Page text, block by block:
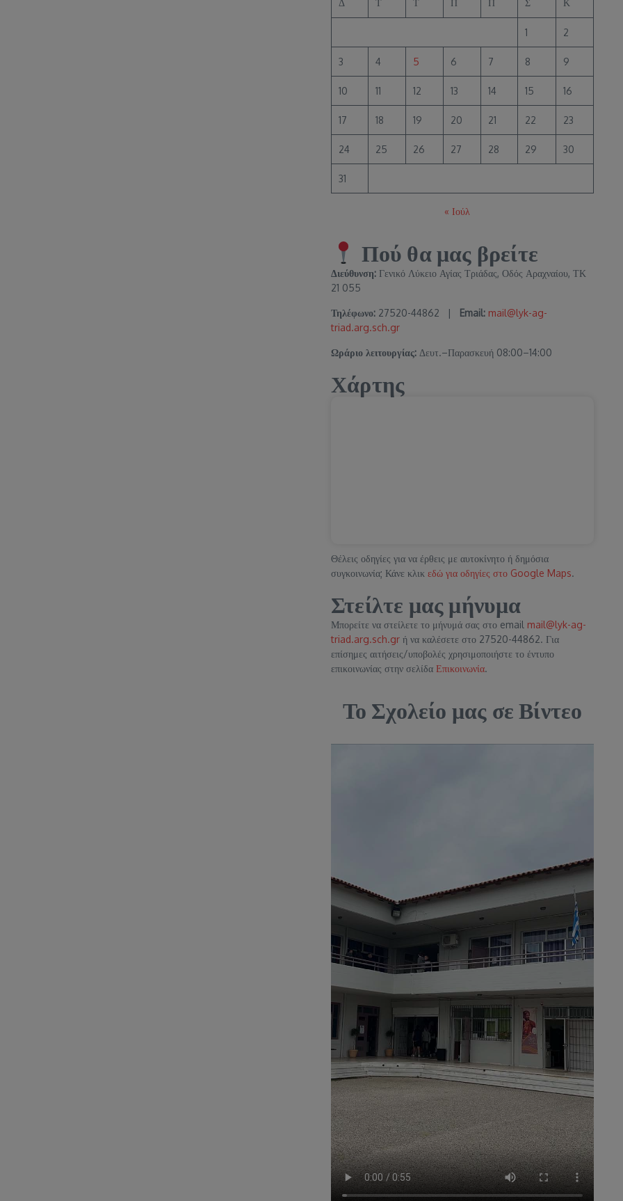
1 2
3 4 5 6 7 8 9
10 11 12 13 14 15 16
17 18 19 20 21 22 23
24 25 26 27 28 29 30
31
« Ιούλ
Πού θα μας βρείτε
Διεύθυνση: Γενικό Λύκειο Αγίας Τριάδας, Οδός Αραχναίου, ΤΚ
21 055
Τηλέφωνο: 27520-44862 | Email: mail@lyk-ag-
triad.arg.sch.gr
Ωράριο λειτουργίας: Δευτ.–Παρασκευή 08:00–14:00
Χάρτης
Θέλεις οδηγίες για να έρθεις με αυτοκίνητο ή δημόσια
συγκοινωνία; Κάνε κλικ εδώ για οδηγίες στο Google Maps.
Στείλτε μας μήνυμα
Μπορείτε να στείλετε το μήνυμά σας στο email mail@lyk-ag-
triad.arg.sch.gr ή να καλέσετε στο 27520-44862. Για
επίσημες αιτήσεις/υποβολές χρησιμοποιήστε το έντυπο
επικοινωνίας στην σελίδα Επικοινωνία.
Το Σχολείο μας σε Βίντεο